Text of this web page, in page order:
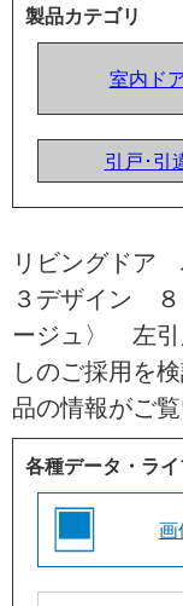
製品カテゴリ
室内ド
引戸･引
リビングド
３デザイン
ージュ〉 左
しのご採用を
品の情報がご
各種データ・ラ
画